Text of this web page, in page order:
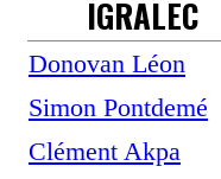
IGRALEC
Donovan Léon
Simon Pontdemé
Clément Akpa